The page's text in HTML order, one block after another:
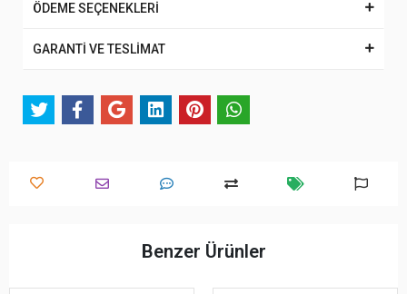
ÖDEME SEÇENEKLERİ
GARANTİ VE TESLİMAT
Benzer Ürünler